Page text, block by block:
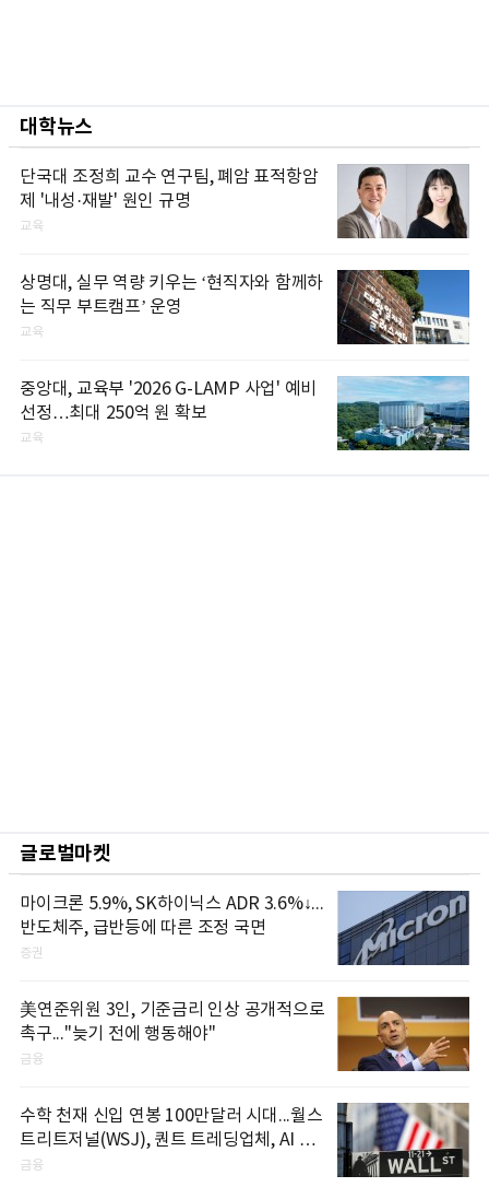
대학뉴스
단국대 조정희 교수 연구팀, 폐암 표적항암
제 '내성·재발' 원인 규명
교육
상명대, 실무 역량 키우는 ‘현직자와 함께하
는 직무 부트캠프’ 운영
교육
중앙대, 교육부 '2026 G-LAMP 사업' 예비
선정…최대 250억 원 확보
교육
글로벌마켓
마이크론 5.9%, SK하이닉스 ADR 3.6%↓...
반도체주, 급반등에 따른 조정 국면
증권
美연준위원 3인, 기준금리 인상 공개적으로
촉구..."늦기 전에 행동해야"
금융
수학 천재 신입 연봉 100만달러 시대...월스
트리트저널(WSJ), 퀀트 트레딩업체, AI 기
업들 인재 확보 경쟁
금융